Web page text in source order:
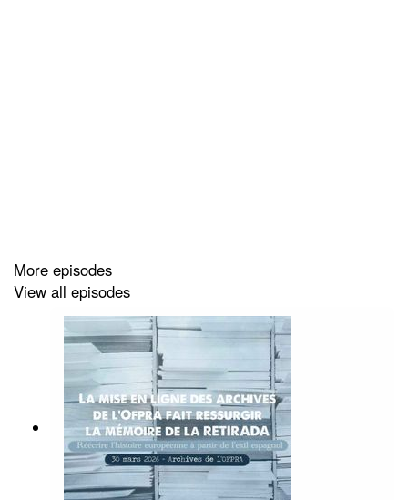
je vous propose donc de revenir sur les persécutions
subies par les personnes homosexuelles sous le régime
nazi, en particulier les hommes arrêtés, emprisonnes ou
déportés en raison de leur orientation sexuelle. Nous
verrons aussi ensemble les raisons pour lesquelles ces
victimes ont été si longtemps exclues de la mémoire
collective, avant de détailler les efforts de
reconnaissance entrepris au fil des décénnies. Et enfin,
More episodes
View all episodes